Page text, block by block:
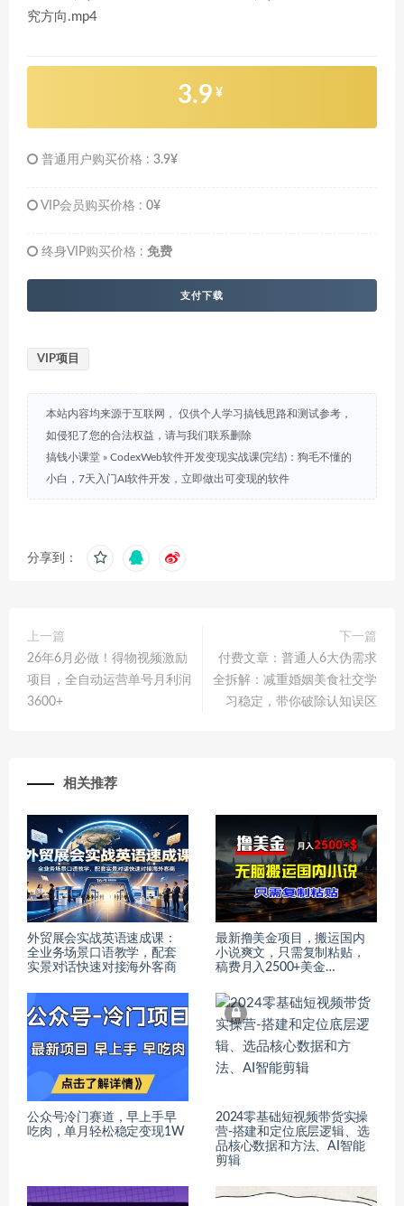
究方向.mp4
3.9 ¥
普通用户购买价格 : 3.9¥
VIP会员购买价格 : 0¥
终身VIP购买价格 : 免费
支付下载
VIP项目
本站内容均来源于互联网， 仅供个人学习搞钱思路和测试参考，
如侵犯了您的合法权益，请与我们联系删除
搞钱小课堂 » CodexWeb软件开发变现实战课(完结)：狗毛不懂的
小白，7天入门AI软件开发，立即做出可变现的软件
分享到：
上一篇
26年6月必做！得物视频激励
项目，全自动运营单号月利润
3600+
下一篇
付费文章：普通人6大伪需求
全拆解：减重婚姻美食社交学
习稳定，带你破除认知误区
相关推荐
外贸展会实战英语速成课：
全业务场景口语教学，配套
实景对话快速对接海外客商
最新撸美金项目，搬运国内
小说爽文，只需复制粘贴，
稿费月入2500+美金…
公众号冷门赛道，早上手早
吃肉，单月轻松稳定变现1W
2024零基础短视频带货实操
营-搭建和定位底层逻辑、选
品核心数据和方法、AI智能
剪辑